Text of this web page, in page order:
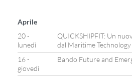
Aprile
20 -
lunedì
QUICKSHIPFIT: Un
dal Maritime
16 -
giovedì
Bando Future and